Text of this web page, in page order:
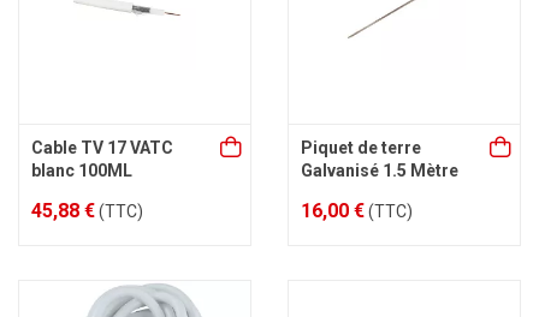
Cable TV 17 VATC
blanc 100ML
45,88 €(TTC)
Piquet de terre
Galvanisé 1.5 Mètre
16,00 €(TTC)